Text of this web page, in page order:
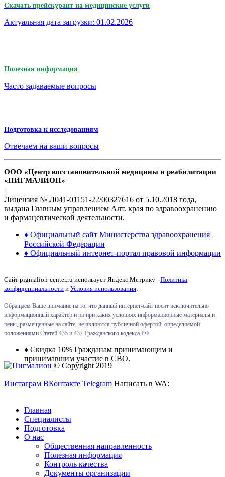
Скачать прейскурант на медицинские услуги
Актуальная дата загрузки: 01.02.2026
Полезная информация
Часто задаваемые вопросы
Подготовка к исследованиям
Отвечаем на ваши вопросы
ООО «Центр восстановительной медицины и реабилитации
«ПИГМАЛИОН»
Лицензия № Л041-01151-22/00327616 от 5.10.2018 года,
выдана Главным управлением Алт. края по здравоохранению
и фармацевтической деятельности.
♦ Официальный сайт Министерства здравоохранения
Российской Федерации
♦ Официальный интернет-портал правовой информации
Сайт pigmalion-center.ru использует Яндекс.Метрику - Политика
конфиденциальности и Условия использования
Обращаем Ваше внимание на то, что данный интернет-сайт носит исключительно
информационный характер и ни при каких условиях информационные материалы и
цены, размещенные на сайте, не являются публичной офертой, определяемой
положениями Статей 435 и 437 Гражданского кодекса РФ.
♦ Скидка 10% Гражданам принимающим и
принимавшим участие в СВО.
© Copyright 2019
Инстаграм ВКонтакте Telegram Написать в WA:
Главная
Специалисты
Подготовка
О нас
Общественная направленность
Полезная информация
Контроль качества
Документы организации